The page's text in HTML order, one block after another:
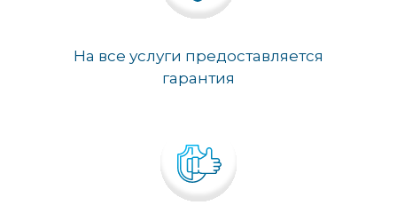
На все услуги предоставляется
гарантия